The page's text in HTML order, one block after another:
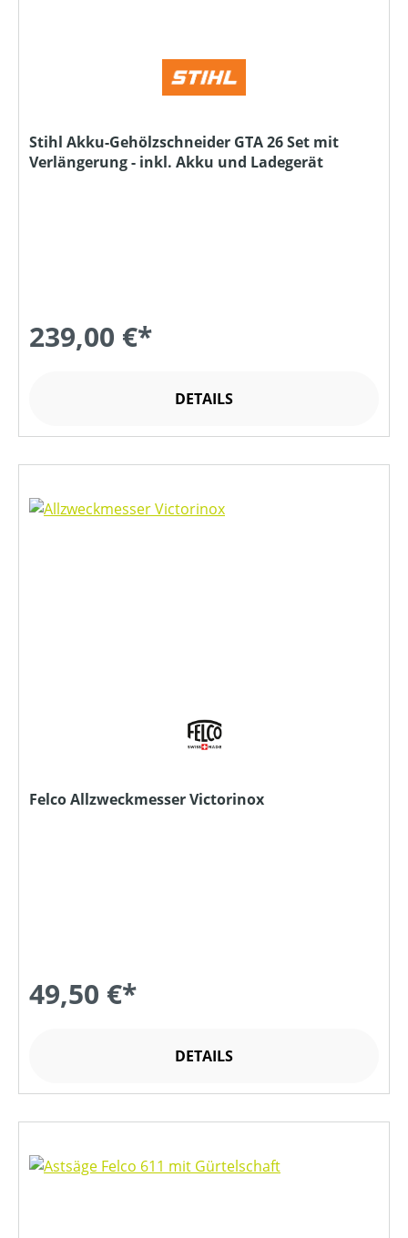
Stihl Akku-Gehölzschneider GTA 26 Set mit
Verlängerung - inkl. Akku und Ladegerät
239,00 €*
DETAILS
Felco Allzweckmesser Victorinox
49,50 €*
DETAILS